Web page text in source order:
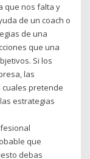
que nos falta y
de un coach o
de una
que una
Si los
las
cuales pretende
estrategias
que
debas